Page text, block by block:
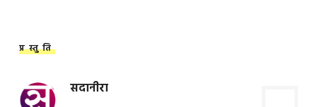
प्रस्तुति
सदानीरा